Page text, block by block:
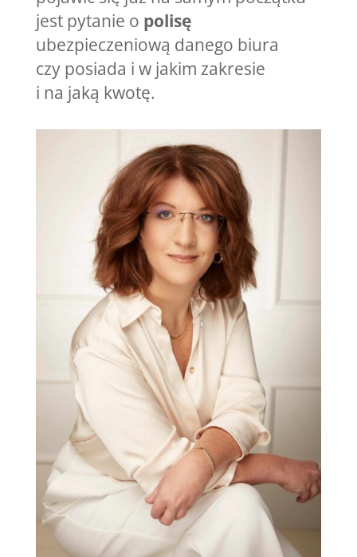
jest pytanie o polisę
ubezpieczeniową danego biura
czy posiada i w jakim zakresie
i na jaką kwotę.